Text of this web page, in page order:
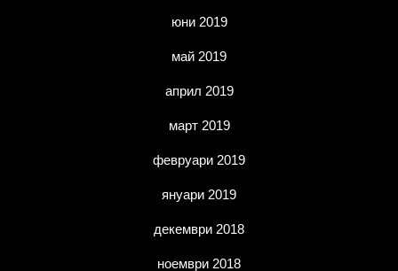
юни 2019
май 2019
април 2019
март 2019
февруари 2019
януари 2019
декември 2018
ноември 2018